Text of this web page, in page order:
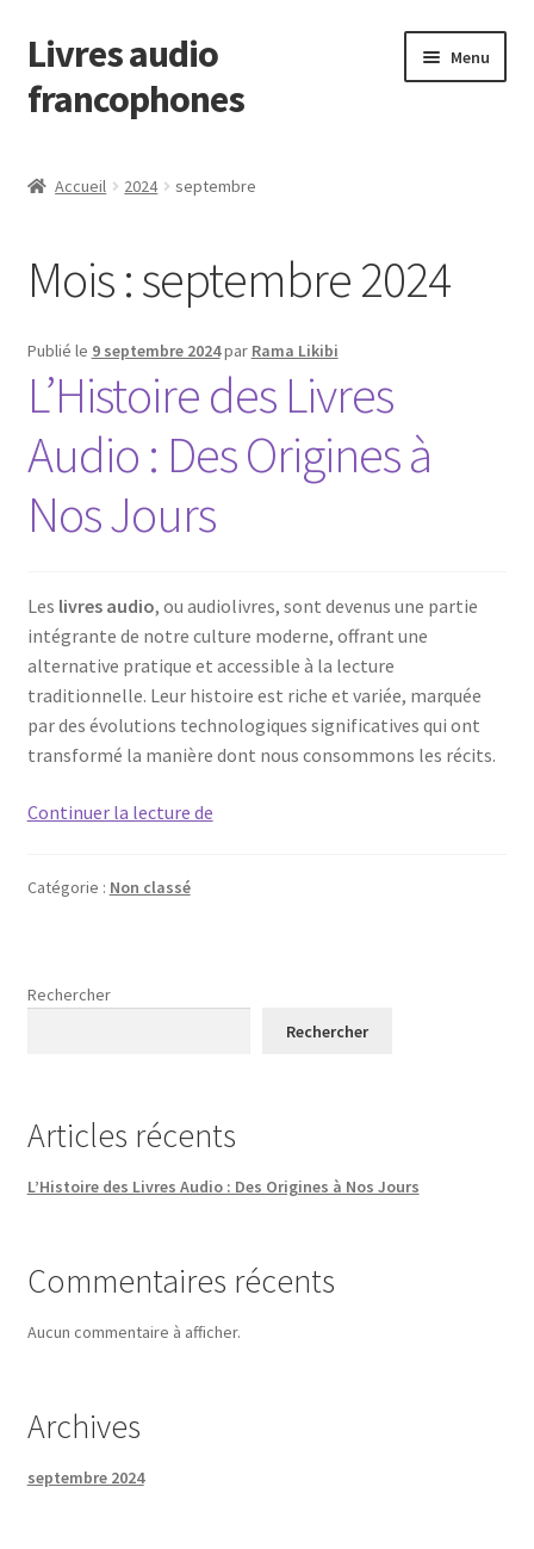
Aller
à
la
Aller
au
contenu
Livres audio
francophones
Menu
Plumes
Voix
Éditeurs
Accueil 2024 septembre
Mois :septembre 2024
Publié le 9 septembre 2024par Rama Likibi
L’Histoire des Livres
Audio : Des Origines à
Nos Jours
Les livres audio, ou audiolivres, sont devenus une partie
intégrante de notre culture moderne, offrant une
alternative pratique et accessible à la lecture
traditionnelle. Leur histoire est riche et variée, marquée
par des évolutions technologiques significatives qui ont
transformé la manière dont nous consommons les récits.
Continuer la lecture deL’Histoire
Catégorie : Non classé
Rechercher
Rechercher
Articles récents
L’Histoire des Livres Audio : Des Origines à Nos Jours
Commentaires récents
Aucun commentaire à afficher.
Archives
septembre 2024